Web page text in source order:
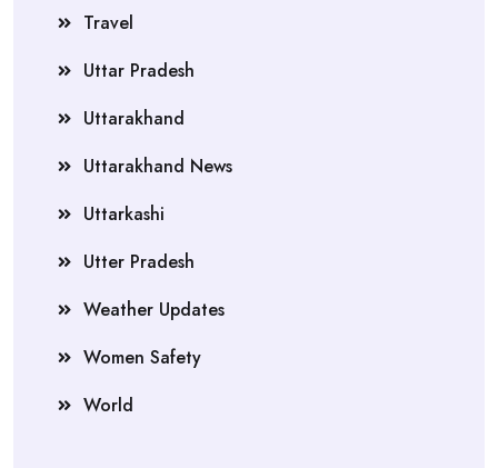
Travel
Uttar Pradesh
Uttarakhand
Uttarakhand News
Uttarkashi
Utter Pradesh
Weather Updates
Women Safety
World